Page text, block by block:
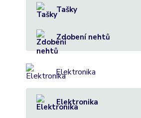
Tašky
Zdobení nehtů
Elektronika
Elektronika